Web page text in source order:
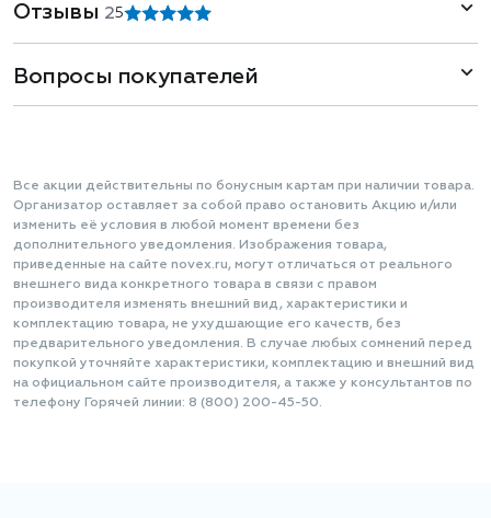
Отзывы 25
Вопросы покупателей
Все акции действительны по бонусным картам при наличии товара.
Организатор оставляет за собой право остановить Акцию и/или
изменить её условия в любой момент времени без
дополнительного уведомления. Изображения товара,
приведенные на сайте novex.ru, могут отличаться от реального
внешнего вида конкретного товара в связи с правом
производителя изменять внешний вид, характеристики и
комплектацию товара, не ухудшающие его качеств, без
предварительного уведомления. В случае любых сомнений перед
покупкой уточняйте характеристики, комплектацию и внешний вид
на официальном сайте производителя, а также у консультантов по
телефону Горячей линии: 8 (800) 200-45-50.